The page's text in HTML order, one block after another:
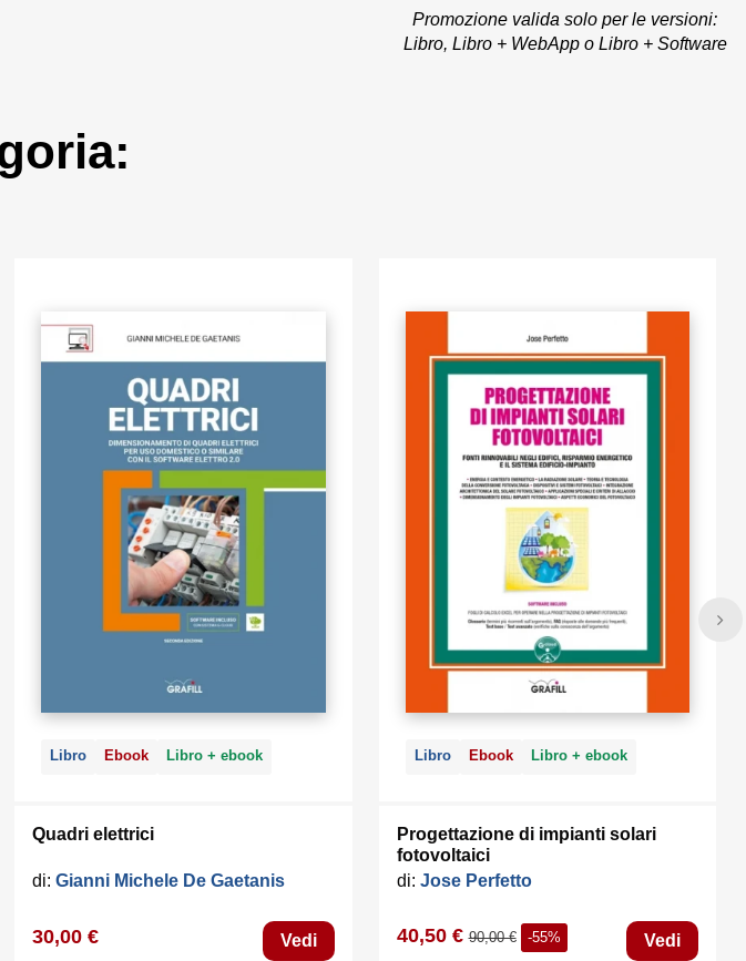
il calcolo di produttività dell’impianto previa
dati desunti dalle schede tecniche dei
previsti. Tale calcolo permette di valutare il
insieme al Tasso di Rendimento
dei principali operatori del settore
software per il dimensionamento dei
più ricorrenti sull’argomento).
domande più frequenti).
(verifiche sulla conoscenza
software
: Processore da 2.00 GHz; MS
necessario disporre dei privilegi di
Framework 4 o vs. successive; 250 MB
di RAM; MS Excel 2007 e vs. successive;
Promozione valida solo per le versioni:
Libro, Libro + WebApp o Libro + Software
Libro Ebook Libro + ebook
Quadri elettrici
di: Gianni Michele De Gaetanis
30,00 € Vedi
Libro Ebook Libro + ebook
Progettazione di impianti solari
fotovoltaici
di: Jose Perfetto
40,50 €90,00 € -55% Vedi